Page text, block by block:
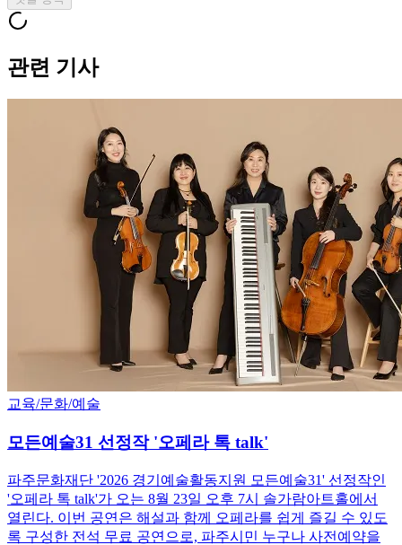
관련 기사
교육/문화/예술
모든예술31 선정작 '오페라 톡 talk'
파주문화재단 '2026 경기예술활동지원 모든예술31' 선정작인
'오페라 톡 talk'가 오는 8월 23일 오후 7시 솔가람아트홀에서
열린다. 이번 공연은 해설과 함께 오페라를 쉽게 즐길 수 있도
록 구성한 전석 무료 공연으로, 파주시민 누구나 사전예약을